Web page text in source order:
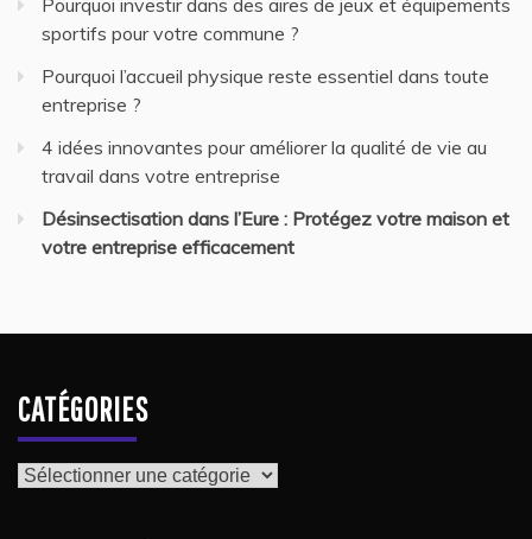
sportifs pour votre commune ?
Pourquoi l’accueil physique reste essentiel dans toute
entreprise ?
4 idées innovantes pour améliorer la qualité de vie au
travail dans votre entreprise
Désinsectisation dans l’Eure : Protégez votre maison et
votre entreprise efficacement
CATÉGORIES
Catégories